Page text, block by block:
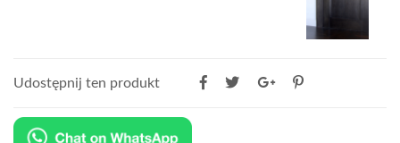
Udostępnij ten produkt